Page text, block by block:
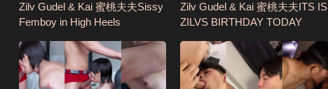
Zilv Gudel & Kai 蜜桃夫夫Sissy
Femboy in High Heels
Zilv Gudel & Kai 蜜桃夫夫ITS IS
ZILVS BIRTHDAY TODAY